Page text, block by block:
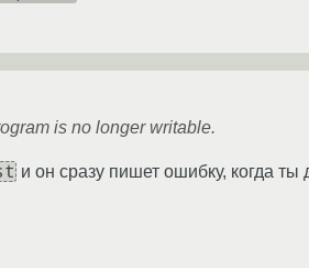
is no longer writable.
и он сразу пишет ошибку, когда